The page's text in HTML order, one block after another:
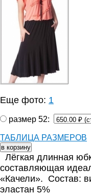
Еще фото: 1
размер 52:
ТАБЛИЦА РАЗМЕРОВ
Лёгкая длинная
составляющая
«Качели». Состав:
эластан 5%